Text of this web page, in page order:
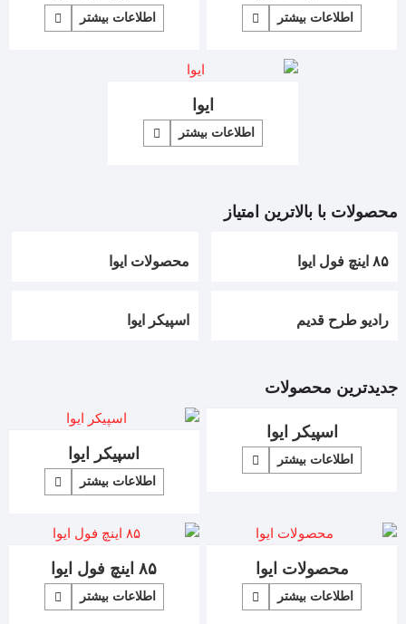
اطلاعات بیشتر اطلاعات بیشتر
ایوا
اطلاعات بیشتر
محصولات با بالاترین امتیاز
۸۵ اینچ فول ایوا محصولات ایوا
رادیو طرح قدیم اسپیکر ایوا
جدیدترین محصولات
اسپیکر ایوا
اطلاعات بیشتر اسپیکر ایوا
اطلاعات بیشتر
محصولات ایوا
اطلاعات بیشتر
۸۵ اینچ فول ایوا
اطلاعات بیشتر